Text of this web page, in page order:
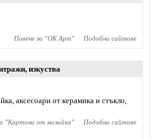
Повече за "ОК Арт" Подобни сайтове
, изкуства
аксесоари от керамика и стъкло,
"Картини от мозайка" Подобни сайтове